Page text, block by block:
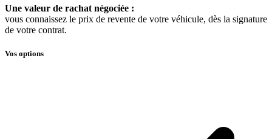
Une valeur de rachat négociée :
vous connaissez le prix de revente de votre véhicule, dès la signature
de votre contrat.
Vos options